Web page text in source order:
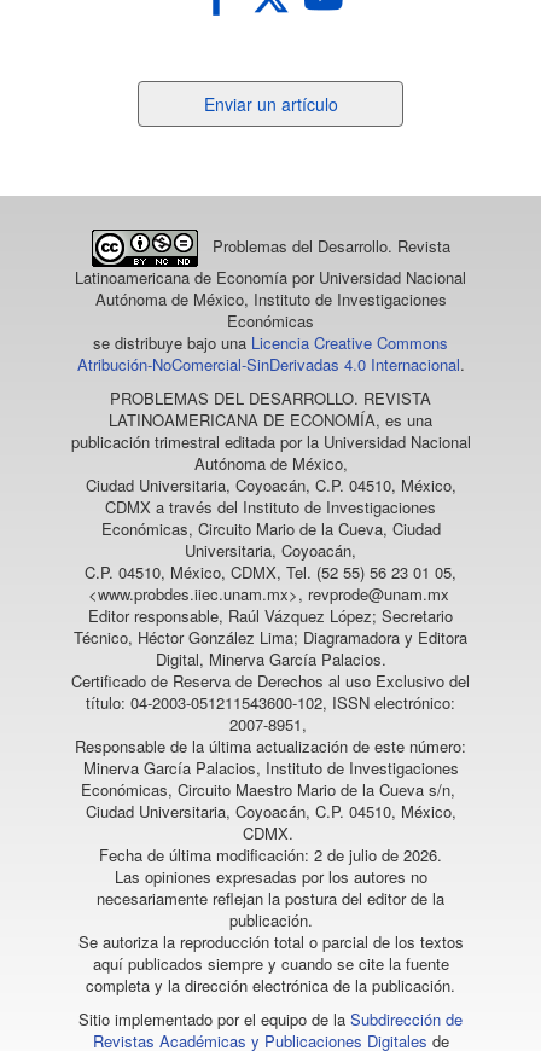
un
Enviar un artículo
Problemas del Desarrollo. Revista
Latinoamericana de Economía por Universidad Nacional
Autónoma de México, Instituto de Investigaciones
Económicas
se distribuye bajo una Licencia Creative Commons
Atribución-NoComercial-SinDerivadas 4.0 Internacional.
PROBLEMAS DEL DESARROLLO. REVISTA
LATINOAMERICANA DE ECONOMÍA, es una
publicación trimestral editada por la Universidad Nacional
Autónoma de México,
Ciudad Universitaria, Coyoacán, C.P. 04510, México,
CDMX a través del Instituto de Investigaciones
Económicas, Circuito Mario de la Cueva, Ciudad
Universitaria, Coyoacán,
C.P. 04510, México, CDMX, Tel. (52 55) 56 23 01 05,
<www.probdes.iiec.unam.mx>, revprode@unam.mx
Editor responsable, Raúl Vázquez López; Secretario
Técnico, Héctor González Lima; Diagramadora y Editora
Digital, Minerva García Palacios.
Certificado de Reserva de Derechos al uso Exclusivo del
título: 04-2003-051211543600-102, ISSN electrónico:
2007-8951,
Responsable de la última actualización de este número:
Minerva García Palacios, Instituto de Investigaciones
Económicas, Circuito Maestro Mario de la Cueva s/n,
Ciudad Universitaria, Coyoacán, C.P. 04510, México,
CDMX.
Fecha de última modificación: 2 de julio de 2026.
Las opiniones expresadas por los autores no
necesariamente reflejan la postura del editor de la
publicación.
Se autoriza la reproducción total o parcial de los textos
aquí publicados siempre y cuando se cite la fuente
completa y la dirección electrónica de la publicación.
Sitio implementado por el equipo de la Subdirección de
Revistas Académicas y Publicaciones Digitales de